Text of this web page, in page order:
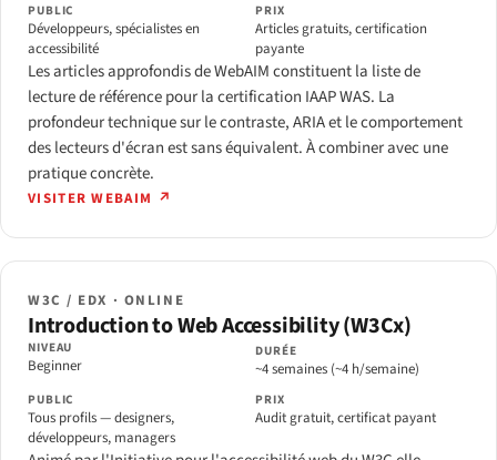
PUBLIC
Développeurs, spécialistes en
accessibilité
PRIX
Articles gratuits, certification
payante
Les articles approfondis de WebAIM constituent la liste de
lecture de référence pour la certification IAAP WAS. La
profondeur technique sur le contraste, ARIA et le comportement
des lecteurs d'écran est sans équivalent. À combiner avec une
pratique concrète.
VISITER WEBAIM ↗
W3C / EDX · ONLINE
Introduction to Web Accessibility (W3Cx)
NIVEAU
Beginner
DURÉE
~4 semaines (~4 h/semaine)
PUBLIC
Tous profils — designers,
développeurs, managers
PRIX
Audit gratuit, certificat payant